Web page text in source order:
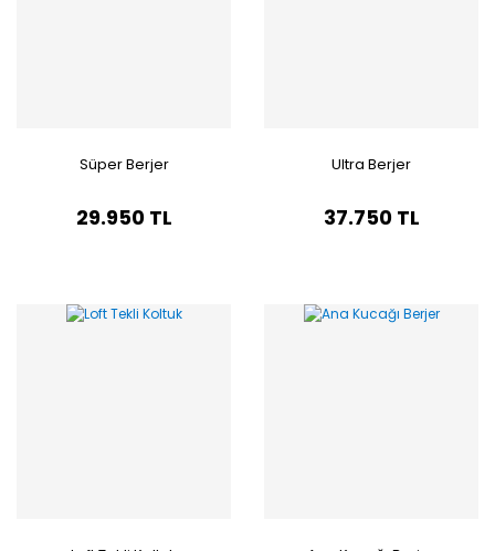
Süper Berjer
29.950 TL
Ultra Berjer
37.750 TL